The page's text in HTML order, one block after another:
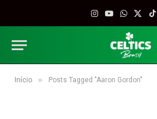
Instagram
YouTube
WhatsApp
X
Início » Posts Tagged "Aaron Gordon"